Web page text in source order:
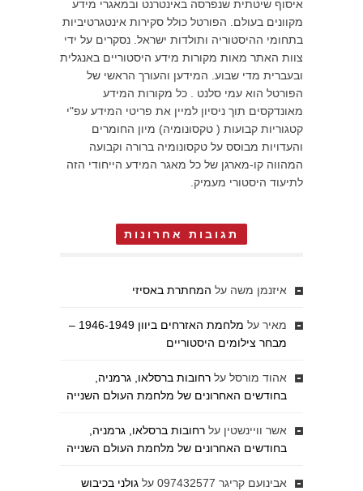
איסוף שיטתית שנפרסה באינטרנט ובמאגרי מידע
מקוונים בעולם. הפורטל כולל סקירות אינטגרטיביות
בתחומי ההיסטוריה ותולדות ישראל. נסקרים על ידי
צוות האתר מאות מקורות מידע היסטוריים באנגלית
ובעברית מדי שבוע. המידען והעורך הראשי של
הפורטל הוא עמי סלנט . כל מקורות המידע
מאונדקסים תוך ניסיון למיין את פריטי המידע עפ"י
קטגוריות קבועות ( טקסונומיה) מיון החומרים
והעדויות מבוסס על טקסונומיה ברורה וקבועה
המהווה קו-מארגן של כל מאגר המידע הייחודי הזה
לתיעוד היסטורי מעמיק.
תגובות אחרונות
איזנמן משה על המחתרת באסיזי
מאיר על
מלחמת האזרחים ביוון 1946-1949 –
מבחר צילומים היסטוריים
אהוד מורסל על רחובות ברסלאו, גרמניה,
בחודשים האחרונים של מלחמת העולם השנייה
אשר וויינשטין על רחובות ברסלאו, גרמניה,
בחודשים האחרונים של מלחמת העולם השנייה
אבינועם קריגר 097432577 על גולני בכיבוש